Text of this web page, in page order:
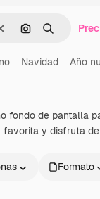
Buscar por
Buscar
Navidad Año
fondo de pantalla
favorita y disfruta
Formato